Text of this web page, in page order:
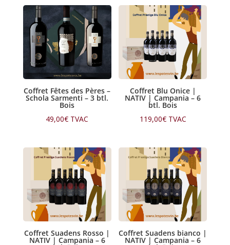
Coffret Fêtes des Pères –
Schola Sarmenti – 3 btl.
Bois
49,00€ TVAC
Coffret Blu Onice |
NATIV | Campania – 6
btl. Bois
119,00€ TVAC
Coffret Suadens Rosso |
NATIV | Campania – 6
Coffret Suadens bianco |
NATIV | Campania – 6